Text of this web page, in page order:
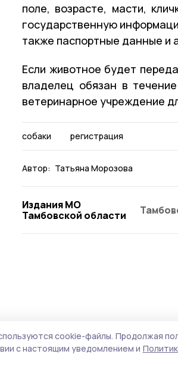
поле, возрасте, масти,
государственную
также паспортные данные и
Если животное будет
владелец обязан в
ветеринарное учреждение
собаки регистрация
Автор: Татьяна Морозова
Издания МО
Тамбовской области
cookie-файлы. Продолжая
с настоящим уведомлением и